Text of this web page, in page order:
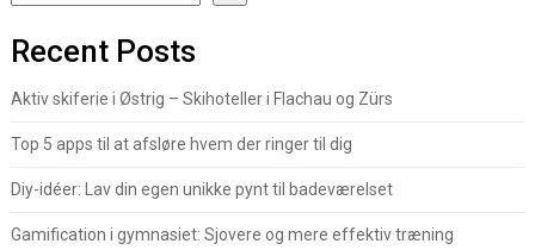
Recent Posts
Aktiv skiferie i Østrig – Skihoteller i Flachau og Zürs
Top 5 apps til at afsløre hvem der ringer til dig
Diy-idéer: Lav din egen unikke pynt til badeværelset
Gamification i gymnasiet: Sjovere og mere effektiv træning